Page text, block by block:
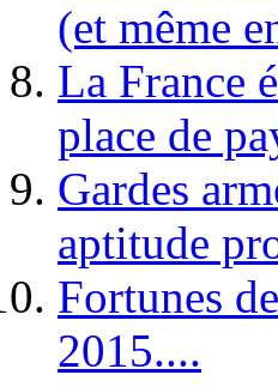
(et même
La France
place de
Gardes
aptitude
Fortunes
2015....